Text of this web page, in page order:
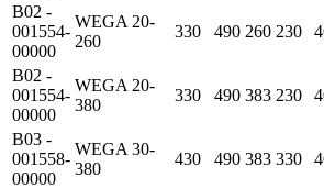
B02 -
001554-
00000
WEGA 20-
260
330 490 260 230
B02 -
001554-
00000
WEGA 20-
380
330 490 383 230
B03 -
001558-
00000
WEGA 30-
380
430 490 383 330